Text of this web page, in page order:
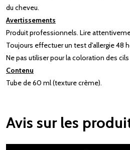
du cheveu.
Avertissements
Produit professionnels. Lire
Toujours effectuer un test d'allergie 48
Ne pas utiliser pour la coloration des
Contenu
Tube de 60 ml (texture crème).
Avis sur les